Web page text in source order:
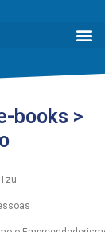
books >